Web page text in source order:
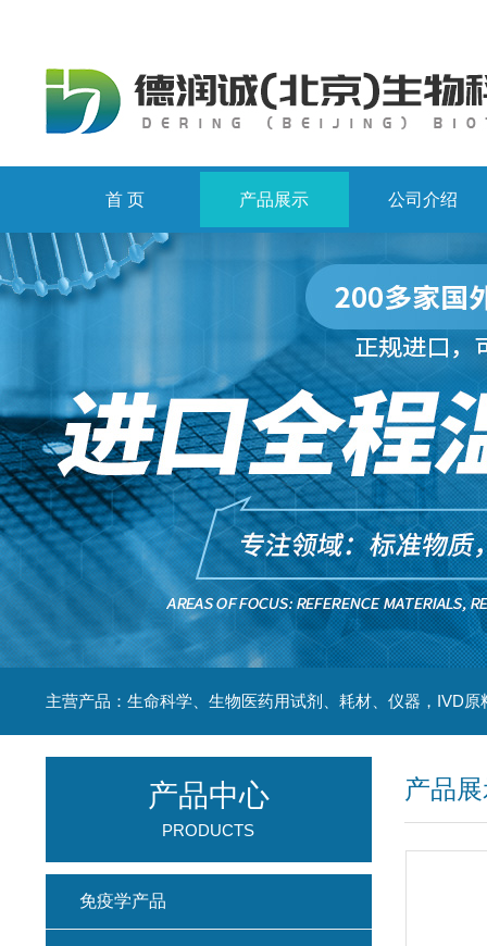
首 页 产品展示 公司介绍
主营产品：生命科学、生物医药用试剂、耗材、仪器，IVD原
产品
产品中心
PRODUCTS
免疫学产品